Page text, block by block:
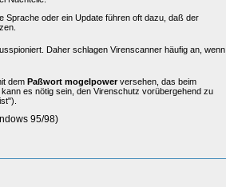
Sprache oder ein Update führen oft dazu, daß der
Daher schlagen Virenscanner häufig an, wenn
dem Paßwort mogelpowerversehen, das beim
es nötig sein, den Virenschutz vorübergehend zu
95/98)